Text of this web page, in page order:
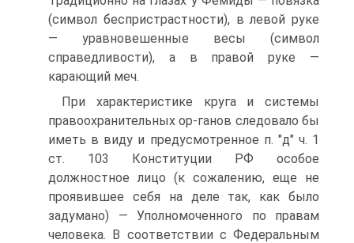
(символ беспристрастности), в левой руке
— уравновешенные весы (символ
справедливости), а в правой руке —
карающий меч.
При характеристике круга и системы
правоохранительных ор-ганов следовало бы
иметь в виду и предусмотренное п. "д" ч. 1
ст. 103 Конституции РФ особое
должностное лицо (к сожалению, еще не
проявившее себя на деле так, как было
задумано) — Уполномоченного по правам
человека. В соответствии с Федеральным